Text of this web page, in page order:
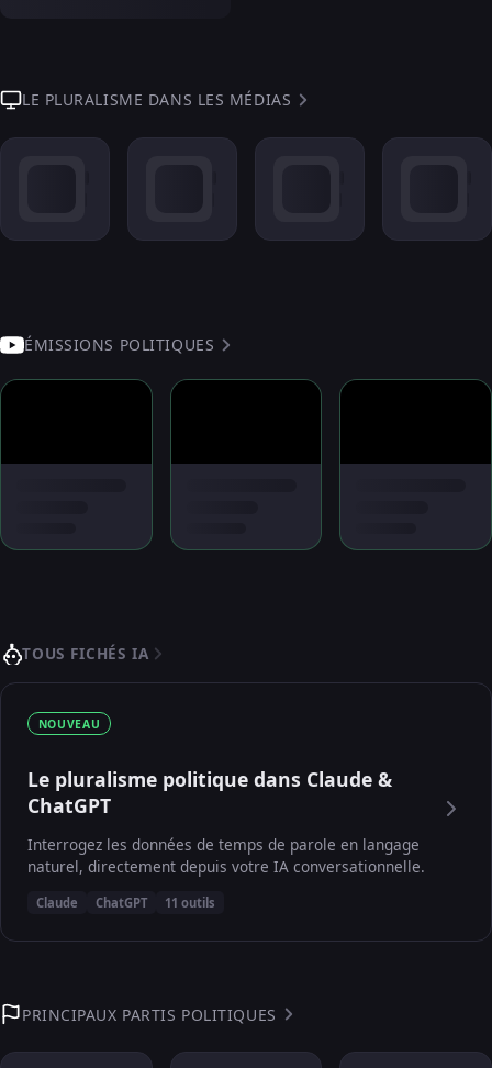
LE PLURALISME DANS LES MÉDIAS
ÉMISSIONS POLITIQUES
TOUS FICHÉS IA
NOUVEAU
Le pluralisme politique dans Claude &
ChatGPT
Interrogez les données de temps de parole en langage
naturel, directement depuis votre IA conversationnelle.
Claude ChatGPT 11 outils
PRINCIPAUX PARTIS POLITIQUES